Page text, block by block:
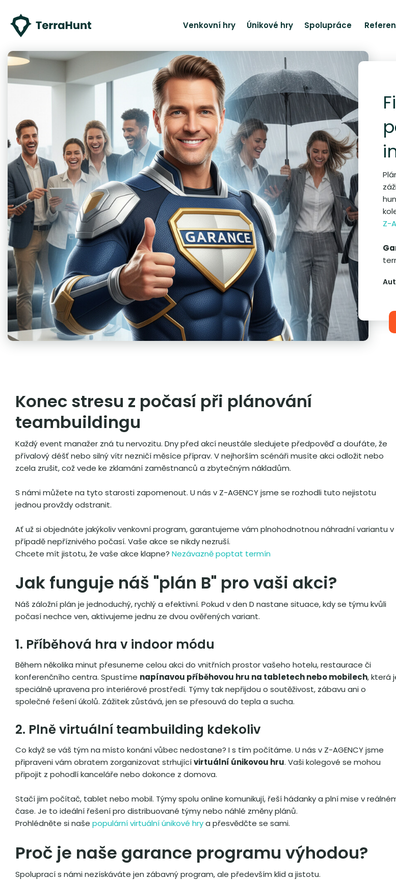
Venkovní hry Únikové hry Spolupráce
Z-
Konec stresu z počasí při plánování
teambuildingu
Každý event manažer zná tu nervozitu. Dny před akcí neustále sledujete předpověď a doufáte, že
přívalový déšť nebo silný vítr nezničí měsíce příprav. V nejhorším scénáři musíte akci odložit nebo
zcela zrušit, což vede ke zklamání zaměstnanců a zbytečným nákladům.
S námi můžete na tyto starosti zapomenout. U nás v Z-AGENCY jsme se rozhodli tuto nejistotu
jednou provždy odstranit.
Ať už si objednáte jakýkoliv venkovní program, garantujeme vám plnohodnotnou náhradní variantu v
případě nepříznivého počasí. Vaše akce se nikdy nezruší.
Chcete mít jistotu, že vaše akce klapne? Nezávazně poptat termín
Jak funguje náš "plán B" pro vaši akci?
Náš záložní plán je jednoduchý, rychlý a efektivní. Pokud v den D nastane situace, kdy se týmu kvůli
počasí nechce ven, aktivujeme jednu ze dvou ověřených variant.
1. Příběhová hra v indoor módu
Během několika minut přesuneme celou akci do vnitřních prostor vašeho hotelu, restaurace či
konferenčního centra. Spustíme napínavou příběhovou hru na tabletech nebo mobilech, která
speciálně upravena pro interiérové prostředí. Týmy tak nepřijdou o soutěživost, zábavu ani o
společné řešení úkolů. Zážitek zůstává, jen se přesouvá do tepla a sucha.
2. Plně virtuální teambuilding kdekoliv
Co když se váš tým na místo konání vůbec nedostane? I s tím počítáme. U nás v Z-AGENCY jsme
připraveni vám obratem zorganizovat strhujícívirtuální únikovou hru. Vaši kolegové se mohou
připojit z pohodlí kanceláře nebo dokonce z domova.
Stačí jim počítač, tablet nebo mobil. Týmy spolu online komunikují, řeší hádanky a plní mise v
čase. Je to ideální řešení pro distribuované týmy nebo náhlé změny plánů.
Prohlédněte si naše populární virtuální únikové hrya přesvědčte se sami.
Proč je naše garance programu výhodou?
Spoluprací s námi nezískáváte jen zábavný program, ale především klid a jistotu.